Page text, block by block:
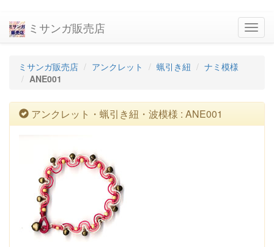
ミサンガ販売店
ミサンガ販売店 アンクレット 蝋引き紐
ナミ模様
ANE001
アンクレット・蝋引き紐・波模様 : ANE001